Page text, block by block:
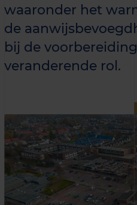
waaronder het
de
bij de
veranderende rol.